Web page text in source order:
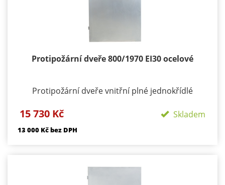
Protipožární dveře 800/1970 EI30 ocelové
Protipožární dveře vnitřní plné jednokřídlé
konstrukce ocelové plechy tloušťky 1,2 mm z
požární výplň dle PO odolnosti výztužný ocelový
Hmotnost: cca 67 kg Dostupnost - skladem
Záruka: 24 měsíců
15 730 Kč Skladem
13 000 Kč bez DPH